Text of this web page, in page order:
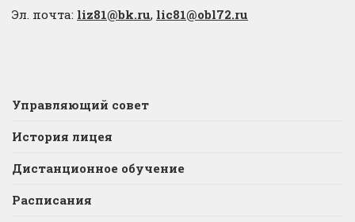
Эл. почта: liz81@bk.ru, lic81@obl72.ru
Управляющий совет
История лицея
Дистанционное обучение
Расписания